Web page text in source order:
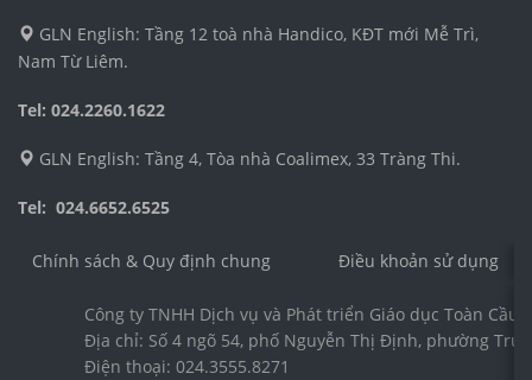
GLN English: Tầng 12 toà nhà Handico, KĐT mới Mễ Trì,
Nam Từ Liêm.
Tel: 024.2260.1622
GLN English: Tầng 4, Tòa nhà Coalimex, 33 Tràng Thi.
Tel: 024.6652.6525
Chính sách & Quy định chung Điều khoản sử dụng
Công ty TNHH Dịch vụ và Phát triển Giáo dục Toàn Cầu
Địa chỉ: Số 4 ngõ 54, phố Nguyễn Thị Định, phường
Điện thoại: 024.3555.8271